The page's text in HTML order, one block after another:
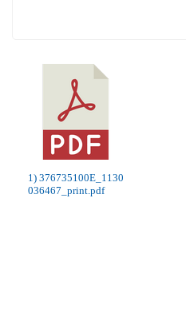
1) 376735100E_1130
036467_print.pdf